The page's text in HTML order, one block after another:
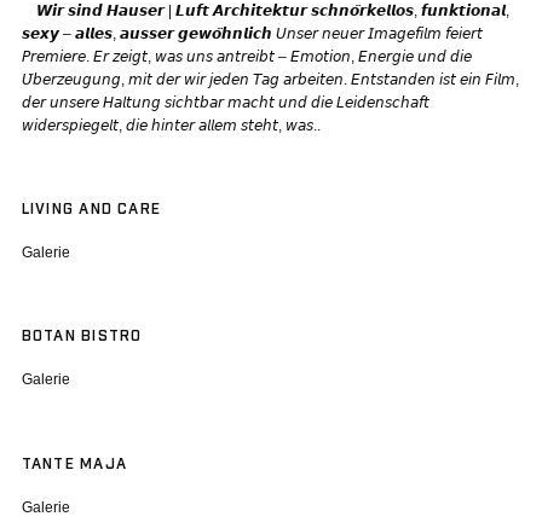
𝙒𝙞𝙧 𝙨𝙞𝙣𝙙 𝙃𝙖𝙪𝙨𝙚𝙧 | 𝙇𝙪𝙛𝙩 𝘼𝙧𝙘𝙝𝙞𝙩𝙚𝙠𝙩𝙪𝙧 𝙨𝙘𝙝𝙣𝙤̈𝙧𝙠𝙚𝙡𝙡𝙤𝙨, 𝙛𝙪𝙣𝙠𝙩𝙞𝙤𝙣𝙖𝙡,
𝙨𝙚𝙭𝙮 – 𝙖𝙡𝙡𝙚𝙨, 𝙖𝙪𝙨𝙨𝙚𝙧 𝙜𝙚𝙬𝙤̈𝙝𝙣𝙡𝙞𝙘𝙝 𝘜𝘯𝘴𝘦𝘳 𝘯𝘦𝘶𝘦𝘳 𝘐𝘮𝘢𝘨𝘦𝘧𝘪𝘭𝘮 𝘧𝘦𝘪𝘦𝘳𝘵
𝘗𝘳𝘦𝘮𝘪𝘦𝘳𝘦. 𝘌𝘳 𝘻𝘦𝘪𝘨𝘵, 𝘸𝘢𝘴 𝘶𝘯𝘴 𝘢𝘯𝘵𝘳𝘦𝘪𝘣𝘵 – 𝘌𝘮𝘰𝘵𝘪𝘰𝘯, 𝘌𝘯𝘦𝘳𝘨𝘪𝘦 𝘶𝘯𝘥 𝘥𝘪𝘦
𝘜̈𝘣𝘦𝘳𝘻𝘦𝘶𝘨𝘶𝘯𝘨, 𝘮𝘪𝘵 𝘥𝘦𝘳 𝘸𝘪𝘳 𝘫𝘦𝘥𝘦𝘯 𝘛𝘢𝘨 𝘢𝘳𝘣𝘦𝘪𝘵𝘦𝘯. 𝘌𝘯𝘵𝘴𝘵𝘢𝘯𝘥𝘦𝘯 𝘪𝘴𝘵 𝘦𝘪𝘯 𝘍𝘪𝘭𝘮,
𝘥𝘦𝘳 𝘶𝘯𝘴𝘦𝘳𝘦 𝘏𝘢𝘭𝘵𝘶𝘯𝘨 𝘴𝘪𝘤𝘩𝘵𝘣𝘢𝘳 𝘮𝘢𝘤𝘩𝘵 𝘶𝘯𝘥 𝘥𝘪𝘦 𝘓𝘦𝘪𝘥𝘦𝘯𝘴𝘤𝘩𝘢𝘧𝘵
𝘸𝘪𝘥𝘦𝘳𝘴𝘱𝘪𝘦𝘨𝘦𝘭𝘵, 𝘥𝘪𝘦 𝘩𝘪𝘯𝘵𝘦𝘳 𝘢𝘭𝘭𝘦𝘮 𝘴𝘵𝘦𝘩𝘵, 𝘸𝘢𝘴..
LIVING AND CARE
Galerie
BOTAN BISTRO
Galerie
TANTE MAJA
Galerie